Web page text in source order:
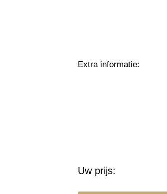
Extra informatie:
Uw prijs: